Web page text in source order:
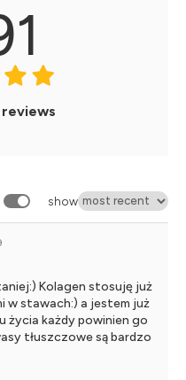
reviews
show
Kolagen stosuję już
w stawach:) a jestem już
życia każdy powinien go
tłuszczowe są bardzo